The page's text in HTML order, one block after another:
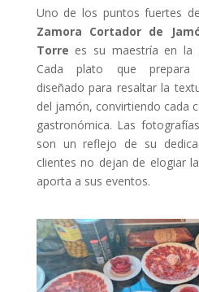
Uno de los puntos fuertes de
Zamora Cortador de
Torre es su maestría en la
Cada plato que prepara
diseñado para resaltar la
del jamón, convirtiendo cada
gastronómica. Las
son un reflejo de su
clientes no dejan de elogiar
aporta a sus eventos.